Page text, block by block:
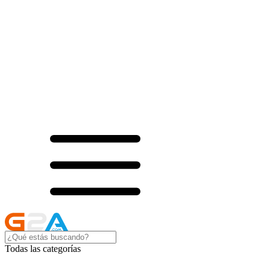
Todas las categorías